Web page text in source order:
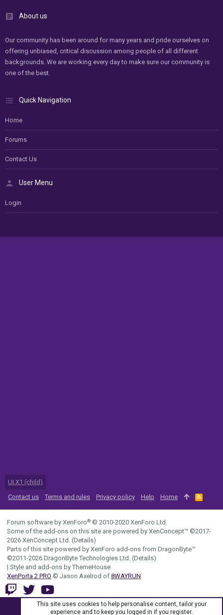
About us
Our community has been around for many years and pride ourselves on
offering unbiased, critical discussion among people of all different
backgrounds. We are working every day to make sure our community is
one of the best.
Quick Navigation
Home
Forums
Contact Us
User Menu
Login
UI.X1 (child)
Contact us
Terms and rules Privacy policy Help Home
R
S
Forum software by XenForo® © 2010-2020 XenForo Ltd.
Some of the add-ons on this site are powered by XenConcept™ ©2017-
2026 XenConcept Ltd. (Details)
Parts of this site powered by XenForo add-ons from DragonByte™
©2011-2026 DragonByte Technologies Ltd. (Details)
| Style and add-ons by ThemeHouse
XenPorta 2 PRO © Jason Axelrod of 8WAYRUN
This site uses cookies to help personalise content, tailor your
experience and to keep you logged in if you register.